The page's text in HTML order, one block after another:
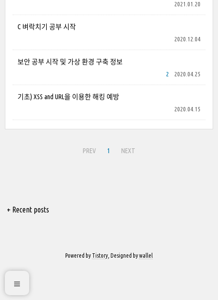
2021.01.20
C 벼락치기 공부 시작
2020.12.04
보안 공부 시작 및 가상 환경 구축 정보
2020.04.25
2
기초) XSS and URL을 이용한 해킹 예방
2020.04.15
PREV 1 NEXT
+ Recent posts
Powered by Tistory , Designed bywallel